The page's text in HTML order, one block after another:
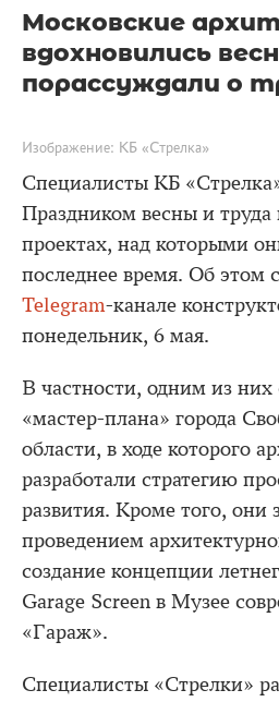
Московские
вдохновились
порассуждали о
Изображение: КБ «Стрелка»
Специалисты КБ
Праздником весны и
проектах, над которыми
последнее время. Об этом
Telegram-канале
понедельник, 6 мая.
В частности, одним из них
«мастер-плана» города
области, в ходе которого
разработали стратегию
развития. Кроме того, они
проведением
создание концепции
Garage Screen в Музее
«Гараж».
Специалисты «Стрелки»